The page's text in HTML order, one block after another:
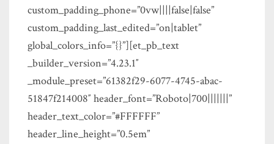
custom_padding_phone=”0vw||||false|false”
custom_padding_last_edited=”on|tablet”
global_colors_info=”{}”][et_pb_text
_builder_version=”4.23.1″
_module_preset=”61382f29-6077-4745-abac-
51847f214008″ header_font=”Roboto|700|||||||”
header_text_color=”#FFFFFF”
header_line_height=”0.5em”